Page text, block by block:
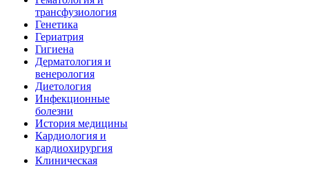
трансфузиология
Генетика
Гериатрия
Гигиена
Дерматология и
венерология
Диетология
Инфекционные
болезни
История медицины
Кардиология и
кардиохирургия
Клиническая